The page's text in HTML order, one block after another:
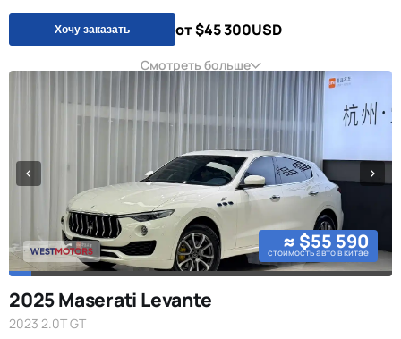
Хочу заказать от $45 300USD
Смотреть больше
≈ $55 590
стоимость авто в китае
2025 Maserati Levante
2023 2.0T GT